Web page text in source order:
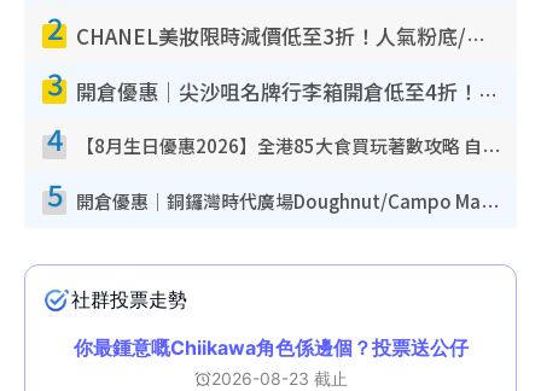
2 CHANEL美妝限時減價低至3折！人氣粉底/唇膏/精華液低至$275！COCO香水都有平
3 開倉優惠｜尖沙咀名牌行李箱開倉低至4折！一連5日 American Tourister/ace./Hallmark $200起！
4 【8月生日優惠2026】全港85大食買玩著數攻略 自助餐/火鍋放題同行免費＋誠品/DONKI送現金券
5 開倉優惠｜銅鑼灣時代廣場Doughnut/Campo Marzio開倉低至1折！背囊、書包、手袋劈價$200起